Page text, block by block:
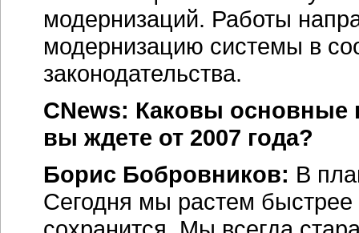
модернизаций. Работы
модернизацию системы в
законодательства.
CNews: Каковы основные
вы ждете от 2007 года?
Борис Бобровников: В
Сегодня мы растем